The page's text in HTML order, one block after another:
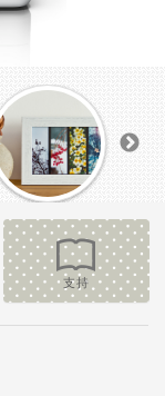
支持